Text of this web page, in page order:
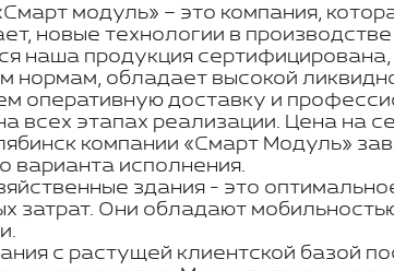
модуль» – это компания,
новые технологии в
наша продукция
нормам, обладает высокой
оперативную доставку и
всех этапах реализации. Цена на
компании «Смарт Модуль»
варианта исполнения.
здания - это
затрат. Они обладают
с растущей клиентской базой